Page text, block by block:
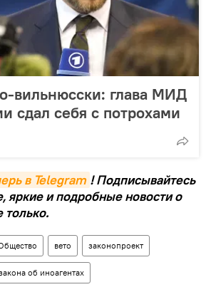
вильнюсски: глава МИД
сдал себя с потрохами
в Telegram ! Подписывайтесь
яркие и подробные новости о
только.
вето законопроект
об иноагентах